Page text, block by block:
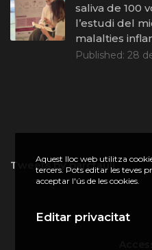
saliva de 100
l’estudi del
malalties
Published: 28
Tweets by parctauli
Aquest lloc web utilitza
tercers. Pots editar les teves
acceptar l'ús de les cookies.
Editar privacitat